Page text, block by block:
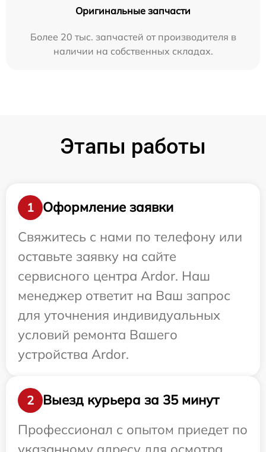
Оригинальные запчасти
Более 20 тыс. запчастей от производителя в
наличии на собственных складах.
Этапы работы
1
Оформление заявки
Свяжитесь с нами по телефону или
оставьте заявку на сайте
сервисного центра Ardor. Наш
менеджер ответит на Ваш запрос
для уточнения индивидуальных
условий ремонта Вашего
устройства Ardor.
2
Выезд курьера за 35 минут
Профессионал с опытом приедет по